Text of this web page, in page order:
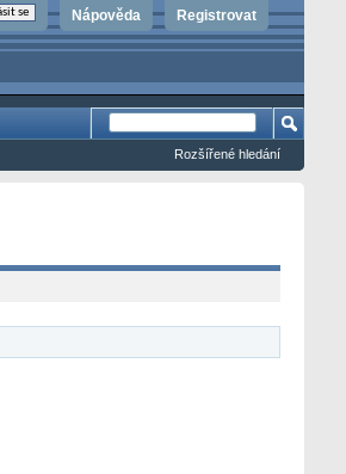
Registrovat
Nápověda
Rozšířené hledání